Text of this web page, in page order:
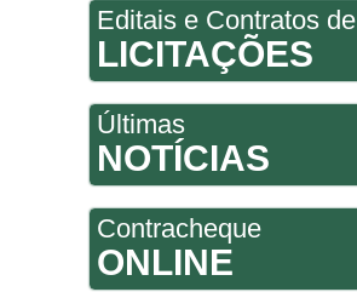
Editais e Contratos de
LICITAÇÕES
Últimas
NOTÍCIAS
Contracheque
ONLINE